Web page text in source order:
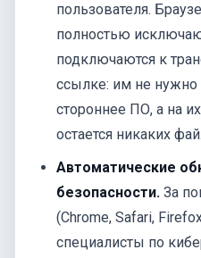
пользователя.
полностью
подключаются к
ссылке: им не нужно
стороннее ПО, а на
остается никаких
Автоматические
безопасности. За
(Chrome, Safari,
специалисты по